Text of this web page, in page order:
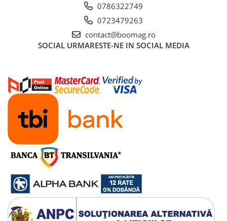
Incarcatoare
BMS
Manete acceleratie
Controller
Display
Motoare
Faruri si lumini
Butoane si conectori
Kit controller si display
Senzori
Cabluri si mufe
0786322749
0723479263
contact@boomag.ro
SOCIAL URMARESTE-NE IN SOCIAL MEDIA